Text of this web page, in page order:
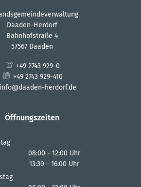
Daaden-Herdorf
Bahnhofstraße 4
57567 Daaden
+49 2743 929-0
+49 2743 929-410
info@daaden-herdorf.de
Öffnungszeiten
08:00 - 12:00 Uhr
Von 08:00 bis 12:00 Uhr
13:30 - 16:00 Uhr